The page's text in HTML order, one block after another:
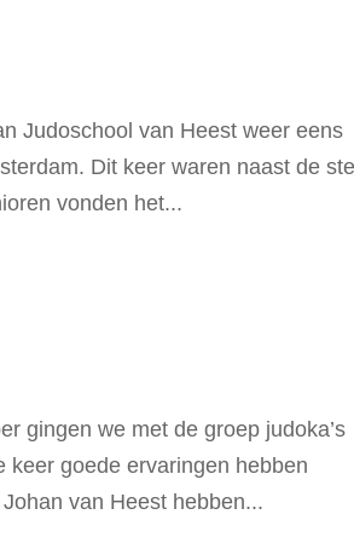
Judoschool van Heest weer eens
Dit keer waren naast de
vonden het...
gingen we met de groep judoka’s
keer goede ervaringen hebben
van Heest hebben...